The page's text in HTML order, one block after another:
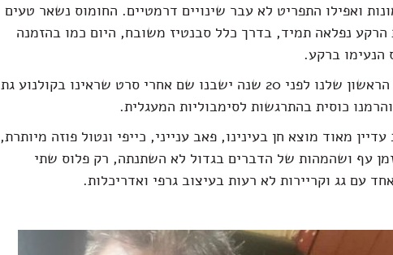
ואפילו התפריט לא עבר שינויים דרמטיים. החומוס נשאר טעים
הרקע נפלאה תמיד, בדרך כלל סבנטיז משובח, היום כמו בהזמנה
הנעימו ברקע.
נזכרנו שבדייט הראשון שלנו לפני 20 שנה ישבנו שם אחרי סרט שראינו בקולנוע גת
כוסית בהתרגשות לסימבוליות המעגלית.
מאוד מוצא חן בעינינו, פאב ענייני, כייפי ונטול פוזה מיותרת,
עף ושהמהות של הדברים בגדול לא השתנתה, רק פלוס שתי
עם גג וקריירות לא רעות בעיצוב גרפי ואדריכלות.